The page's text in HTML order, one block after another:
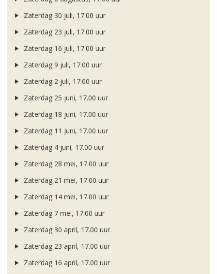
Zaterdag 30 juli, 17.00 uur
Zaterdag 23 juli, 17.00 uur
Zaterdag 16 juli, 17.00 uur
Zaterdag 9 juli, 17.00 uur
Zaterdag 2 juli, 17.00 uur
Zaterdag 25 juni, 17.00 uur
Zaterdag 18 juni, 17.00 uur
Zaterdag 11 juni, 17.00 uur
Zaterdag 4 juni, 17.00 uur
Zaterdag 28 mei, 17.00 uur
Zaterdag 21 mei, 17.00 uur
Zaterdag 14 mei, 17.00 uur
Zaterdag 7 mei, 17.00 uur
Zaterdag 30 april, 17.00 uur
Zaterdag 23 april, 17.00 uur
Zaterdag 16 april, 17.00 uur